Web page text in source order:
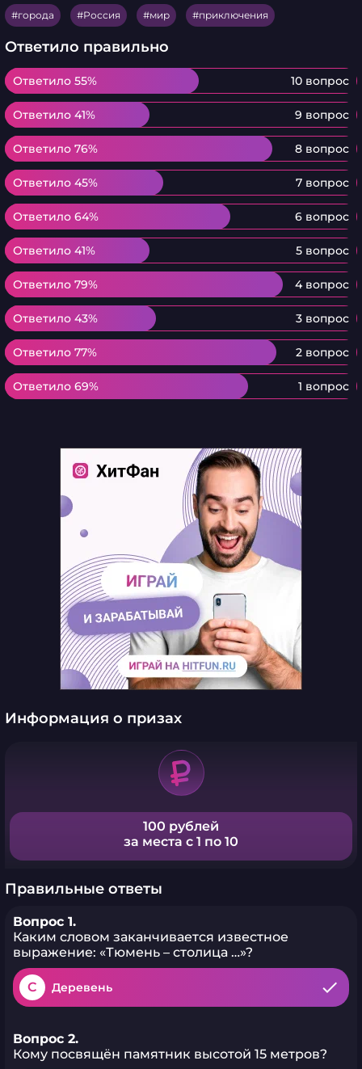
города Россия мир приключения
Ответило правильно
Ответило 55% 10 вопрос
Ответило 55%
Ответило 41% 9 вопрос
Ответило 41%
Ответило 76% 8 вопрос
Ответило 76%
Ответило 45% 7 вопрос
Ответило 45%
Ответило 64% 6 вопрос
Ответило 64%
Ответило 41% 5 вопрос
Ответило 41%
Ответило 79% 4 вопрос
Ответило 79%
Ответило 43% 3 вопрос
Ответило 43%
Ответило 77% 2 вопрос
Ответило 77%
Ответило 69% 1 вопрос
Ответило 69%
Информация о призах
100 рублей
за места с 1 по 10
Правильные ответы
Вопрос 1.
Каким словом заканчивается известное
выражение: «Тюмень – столица …»?
C Деревень
Вопрос 2.
Кому посвящён памятник высотой 15 метров?